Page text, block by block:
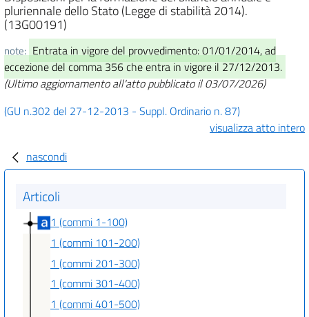
pluriennale dello Stato (Legge di stabilità 2014).
(13G00191)
note: Entrata in vigore del provvedimento: 01/01/2014, ad
eccezione del comma 356 che entra in vigore il 27/12/2013.
(Ultimo aggiornamento all'atto pubblicato il 03/07/2026)
(GU n.302 del 27-12-2013 - Suppl. Ordinario n. 87)
visualizza atto intero
nascondi
Articoli
1 (commi 1-100)
1 (commi 101-200)
1 (commi 201-300)
1 (commi 301-400)
1 (commi 401-500)